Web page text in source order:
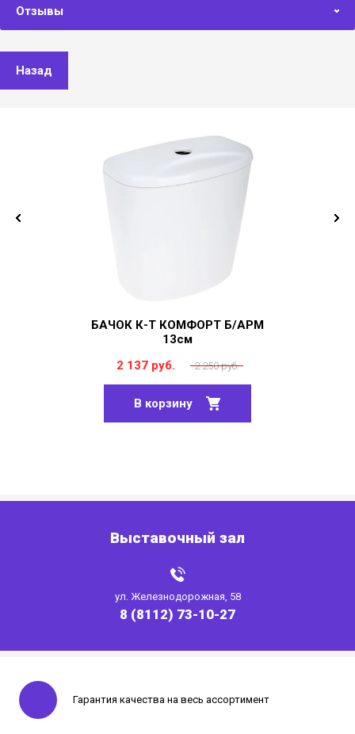
Выставочный зал
ул. Железнодорожная, 58
8 (8112) 73-10-27
БАЧОК К-Т КОМФОРТ Б/АРМ
13см
2 137 руб.
2 250 руб.
В корзину
Гарантия качества на весь ассортимент
Отзывы
Назад